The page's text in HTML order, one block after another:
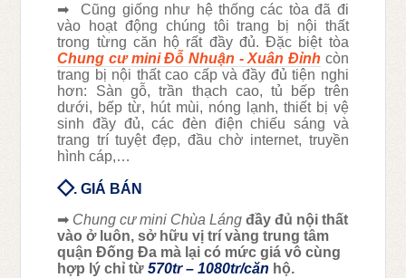
➡
Cũng giống như hệ thống các tòa đã đi
vào hoạt động chúng tôi trang bị nội thất
trong từng căn hộ rất đầy đủ. Đặc biệt tòa
Chung cư mini Đỗ Nhuận - Xuân Đỉnh còn
trang bị nội thất cao cấp và đầy đủ tiện nghi
hơn: Sàn gỗ, trần thạch cao, tủ bếp trên
dưới, bếp từ, hút mùi, nóng lạnh, thiết bị vệ
sinh đầy đủ, các đèn điện chiếu sáng và
trang trí tuyệt đẹp, đầu chờ internet, truyền
hình cáp,…
◇. GIÁ BÁN
➡ Chung cư mini Chùa Lángđầy đủ nội thất
vào ở luôn, sở hữu vị trí vàng trung tâm
quận Đống Đa mà lại có mức giá vô cùng
hợp lý chỉ từ570tr – 1080tr/căn hộ.